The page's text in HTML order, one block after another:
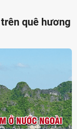
quê hương